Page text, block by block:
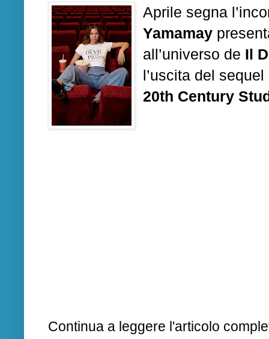
Aprile segna
Yamamay
all’universo de Il
l’uscita del sequel
20th Century
Continua a leggere l'articolo